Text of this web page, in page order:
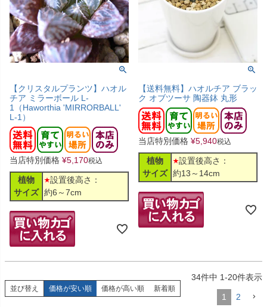
【クリスタルプランツ】ハオル
チア ミラーボール L-
1（Haworthia 'MIRRORBALL'
L-1）
当店特別価格 ¥5,170税込
植物
サイズ
設置後高さ：
約6～7cm
【送料無料】ハオルチア ブラッ
ク オブツーサ 陶器鉢 丸形
当店特別価格 ¥5,940税込
植物
サイズ
設置後高さ：
約13～14cm
並び替え 価格が安い順 価格が高い順 新着順
34件中 1-20件表示
1 2